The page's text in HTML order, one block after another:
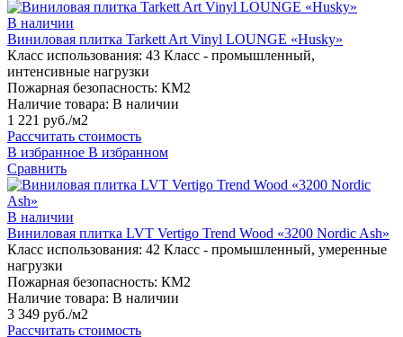
В наличии
Виниловая плитка Tarkett Art Vinyl LOUNGE «Husky»
Класс использования: 43 Класс - промышленный,
интенсивные нагрузки
Пожарная безопасность: КМ2
Наличие товара: В наличии
1 221 руб./м2
Рассчитать стоимость
В избранное В избранном
Сравнить
В наличии
Виниловая плитка LVT Vertigo Trend Wood «3200 Nordic Ash»
Класс использования: 42 Класс - промышленный, умеренные
нагрузки
Пожарная безопасность: КМ2
Наличие товара: В наличии
3 349 руб./м2
Рассчитать стоимость